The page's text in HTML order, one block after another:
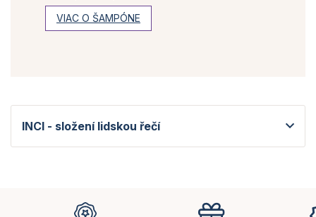
VIAC O ŠAMPÓNE
INCI - složení lidskou řečí